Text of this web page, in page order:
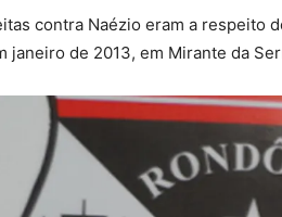
contra Naézio eram a respeito
janeiro de 2013, em Mirante da